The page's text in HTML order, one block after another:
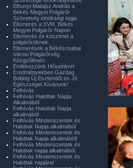
Elhunyt Matajsz András a
Békés Megyei Polgárőr
Szövetség elnökségi tagja
Elismerés a XVIII. Békés
Megyei Polgárőr Napon
Elismerés és köszönet a
polgárőröknek.
Elismerések a Békéscsabai
Városi Polgárőrség
Közgyűlésén.
Emlékezzünk Hőseinkre!
Eredményekben Gazdag
Boldog Új Esztendőt és Jó
Egészséget Kívánunk!
Felhívás
Felhívás Halottak Napja
Alkalmából
Felhívás Halottak Napja
alkalmából
Felhívás Mindenszentek és
Halottak Napja alkalmából
Felhívás Mindenszentek és
Halottak Napja alkalmából!
Felhívás Mindenszentek és
Halottak napja alkalmából.
Felhívás Mindenszentek és
Halottak napjára!